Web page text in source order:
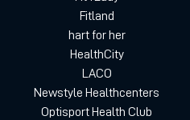
Fitland
hart for her
HealthCity
LACO
Newstyle Healthcenters
Optisport Health Club